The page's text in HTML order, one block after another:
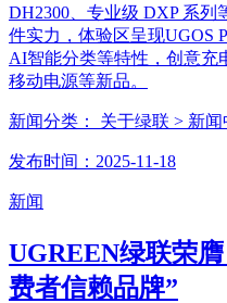
DH2300、专业级 DXP 系
件实力，体验区呈现UGOS
AI智能分类等特性，创意充
移动电源等新品。
新闻分类： 关于绿联 > 新闻
发布时间：2025-11-18
新闻
UGREEN绿联荣
费者信赖品牌”